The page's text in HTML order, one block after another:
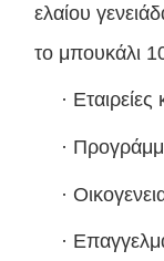
ελαίου
το μπουκάλι
·
·
·
·